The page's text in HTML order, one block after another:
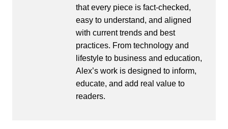
that every piece is fact-checked,
easy to understand, and aligned
with current trends and best
practices. From technology and
lifestyle to business and education,
Alex’s work is designed to inform,
educate, and add real value to
readers.